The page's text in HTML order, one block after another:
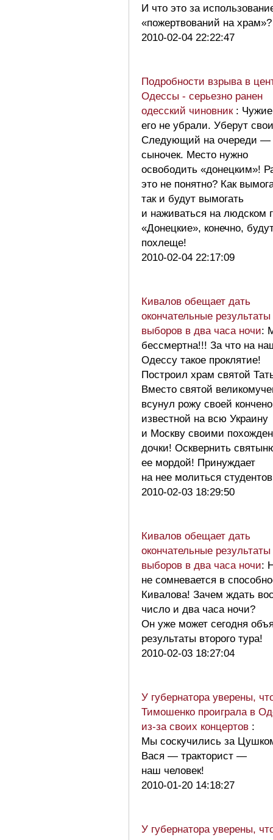
И что это за
«пожертвований на
2010-02-04 22:22:47
Подробности взрыва в
Одессы - серьезно ранен
одесский чиновник : Чужие
его не убрали. Уберут
Следующий на очереди —
сыночек. Место нужно
освободить «донецким»!
это не понятно? Как
так и будут вымогать
и наживаться на людском
«Донецкие», конечно,
похлеще!
2010-02-04 22:17:09
Кивалов обещает дать
окончательные результаты
выборов в два часа ночи:
бессмертна!!! За что на
Одессу такое проклятие!
Построил храм святой
Вместо святой
всунул рожу своей
известной на всю Украину
и Москву своими
дочки! Осквернить
ее мордой! Принуждает
на нее молиться
2010-02-03 18:29:50
Кивалов обещает дать
окончательные результаты
выборов в два часа ночи:
не сомневается в
Кивалова! Зачем ждать
число и два часа ночи?
Он уже может сегодня
результаты второго тура!
2010-02-03 18:27:04
У губернатора уверены,
Тимошенко проиграла в
из-за своих концертов :
Мы соскучились за
Вася — тракторист —
наш человек!
2010-01-20 14:18:27
У губернатора уверены,